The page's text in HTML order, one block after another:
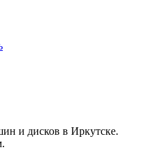
и дисков в Иркутске.